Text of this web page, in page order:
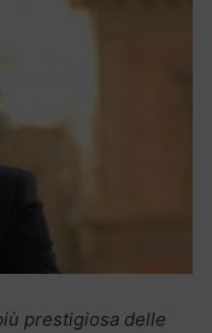
prestigiosa delle